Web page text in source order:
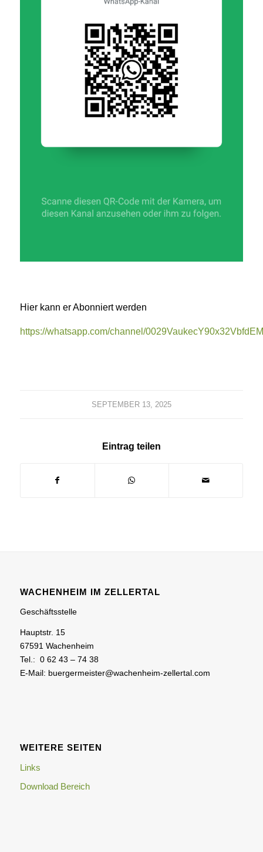
Hier kann er Abonniert werden
https://whatsapp.com/channel/
SEPTEMBER 13, 2025
Eintrag teilen
WACHENHEIM IM ZELLERTAL
Geschäftsstelle
Hauptstr. 15
67591 Wachenheim
Tel.: 0 62 43 – 74 38
E-Mail: buergermeister@wachenheim-zellertal.com
WEITERE SEITEN
Links
Download Bereich